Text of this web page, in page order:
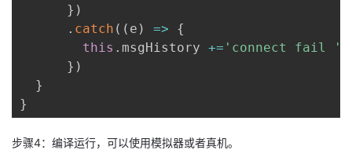
} )
. catch ( ( e ) =>
{
this . msgHistory += 'connect fail '
} )
}
}
步骤4：编译运行，可以使用模拟器或者真机。